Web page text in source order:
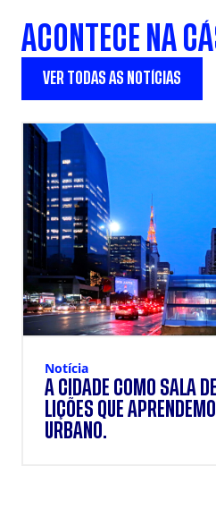
ACONTECE NA
VER TODAS AS NOTÍCIAS
Notícia
A CIDADE COMO SALA
LIÇÕES QUE
URBANO.